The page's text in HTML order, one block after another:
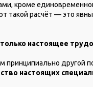
кроме
такой расчёт — это
настоящее
принципиально другой
настоящих